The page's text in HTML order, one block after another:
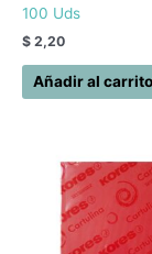
100 Uds
$ 2,20
Añadir al carrito